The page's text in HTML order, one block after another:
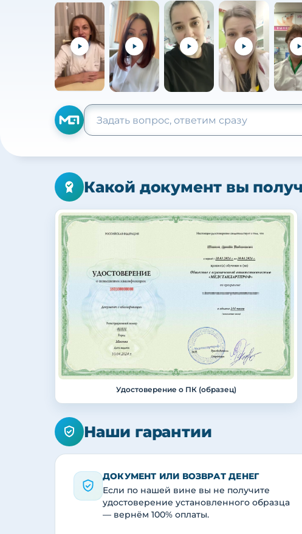
Какой документ вы
Удостоверение о ПК (образец)
Наши гарантии
ДОКУМЕНТ ИЛИ ВОЗВРАТ ДЕНЕГ
Если по нашей вине вы не получите
удостоверение установленного образца
— вернём 100% оплаты.